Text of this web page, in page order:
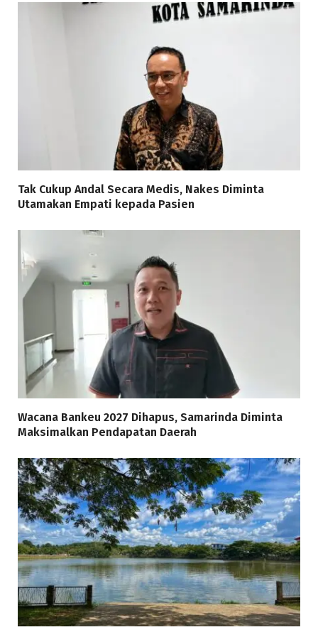
Tak Cukup Andal Secara Medis, Nakes Diminta
Utamakan Empati kepada Pasien
Wacana Bankeu 2027 Dihapus, Samarinda Diminta
Maksimalkan Pendapatan Daerah